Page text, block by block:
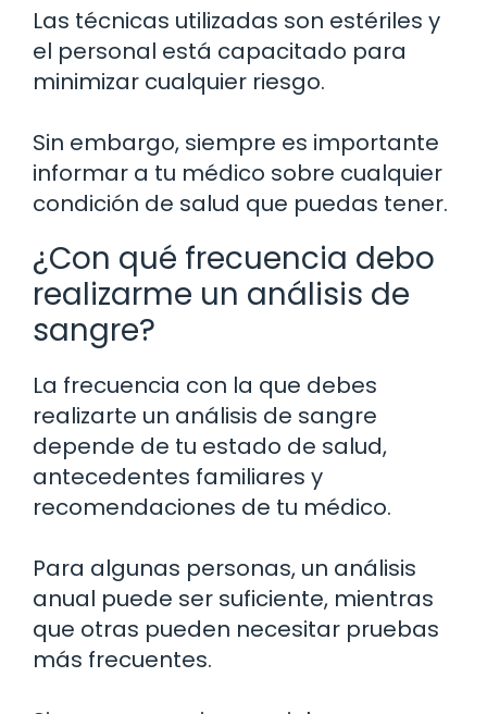
Las técnicas utilizadas son estériles y
el personal está capacitado para
minimizar cualquier riesgo.
Sin embargo, siempre es importante
informar a tu médico sobre cualquier
condición de salud que puedas tener.
¿Con qué frecuencia debo
realizarme un análisis de
sangre?
La frecuencia con la que debes
realizarte un análisis de sangre
depende de tu estado de salud,
antecedentes familiares y
recomendaciones de tu médico.
Para algunas personas, un análisis
anual puede ser suficiente, mientras
que otras pueden necesitar pruebas
más frecuentes.